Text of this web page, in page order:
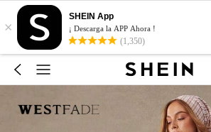
×
SHEIN App
¡ Descarga la APP Ahora !
(1,350)